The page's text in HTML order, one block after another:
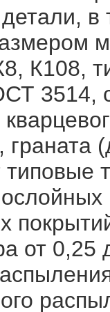
К108,
3514,
типовые
от